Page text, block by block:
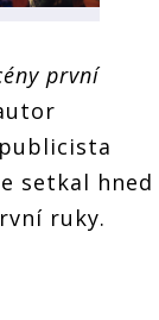
se vzali? A
obstál by jako
umělec?
první
setkal hned
ruky.